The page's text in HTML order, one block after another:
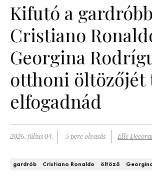
SZOBÁK
Konyha
Fürdőszoba
Nappali
Hálószoba
Kert és terasz
ÖTLETEK
WEBSHOP
Kifutó a
Cristiano
Georgina
otthoni öltözőjét
elfogadnád
2026. július 04. 5 perc olvasás Elle
gardrób Cristiano Ronaldo öltöző